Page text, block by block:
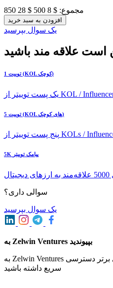
مجموع: $ 8 500
$ 28 850
افزودن به سبد خرید
یک سوال بپرسید
علاقه مند باشید
1 توییت (KOL کوچک)
5 توییت (KOL های کوچک)
5K پیامک توییتر
سوالی داری؟
یک سوال بپرسید
به Zelwin Ventures بپیوندید
به Zelwin Ventures بپیوندید و به پروژه های برتر دسترسی
سریع داشته باشید